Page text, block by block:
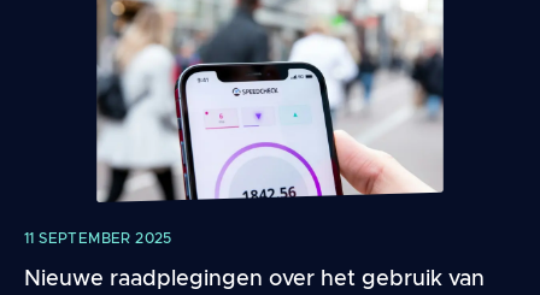
11 SEPTEMBER 2025
Nieuwe raadplegingen over het gebruik van